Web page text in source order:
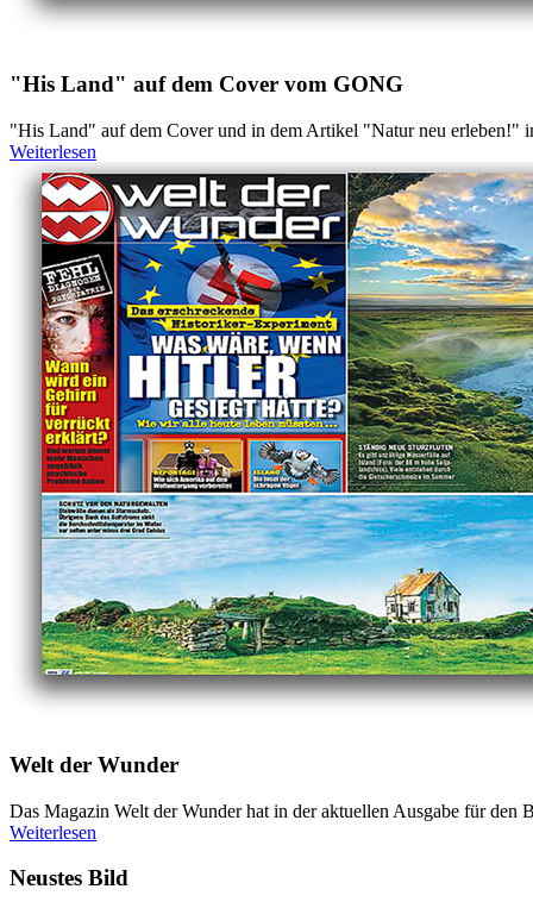
"His Land" auf dem Cover vom GONG
"His Land" auf dem Cover und in dem Artikel "Natur neu erleben!"
Weiterlesen
Welt der Wunder
Das Magazin Welt der Wunder hat in der aktuellen Ausgabe für den
Weiterlesen
Neustes Bild